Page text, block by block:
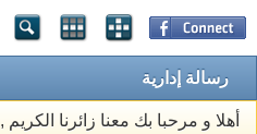
رسالة إدارية
أهلا و مرحبا بك معنا زائرنا